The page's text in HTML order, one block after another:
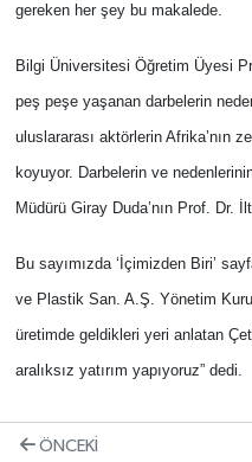
gereken her şey bu makalede.
Bilgi Üniversitesi Öğretim Üyesi
peş peşe yaşanan darbelerin
uluslararası aktörlerin Afrika’nın
koyuyor. Darbelerin ve
Müdürü Giray Duda’nın Prof. Dr.
Bu sayımızda ‘İçimizden Biri’
ve Plastik San. A.Ş. Yönetim
üretimde geldikleri yeri anlatan
aralıksız yatırım yapıyoruz” dedi.
ÖNCEKI